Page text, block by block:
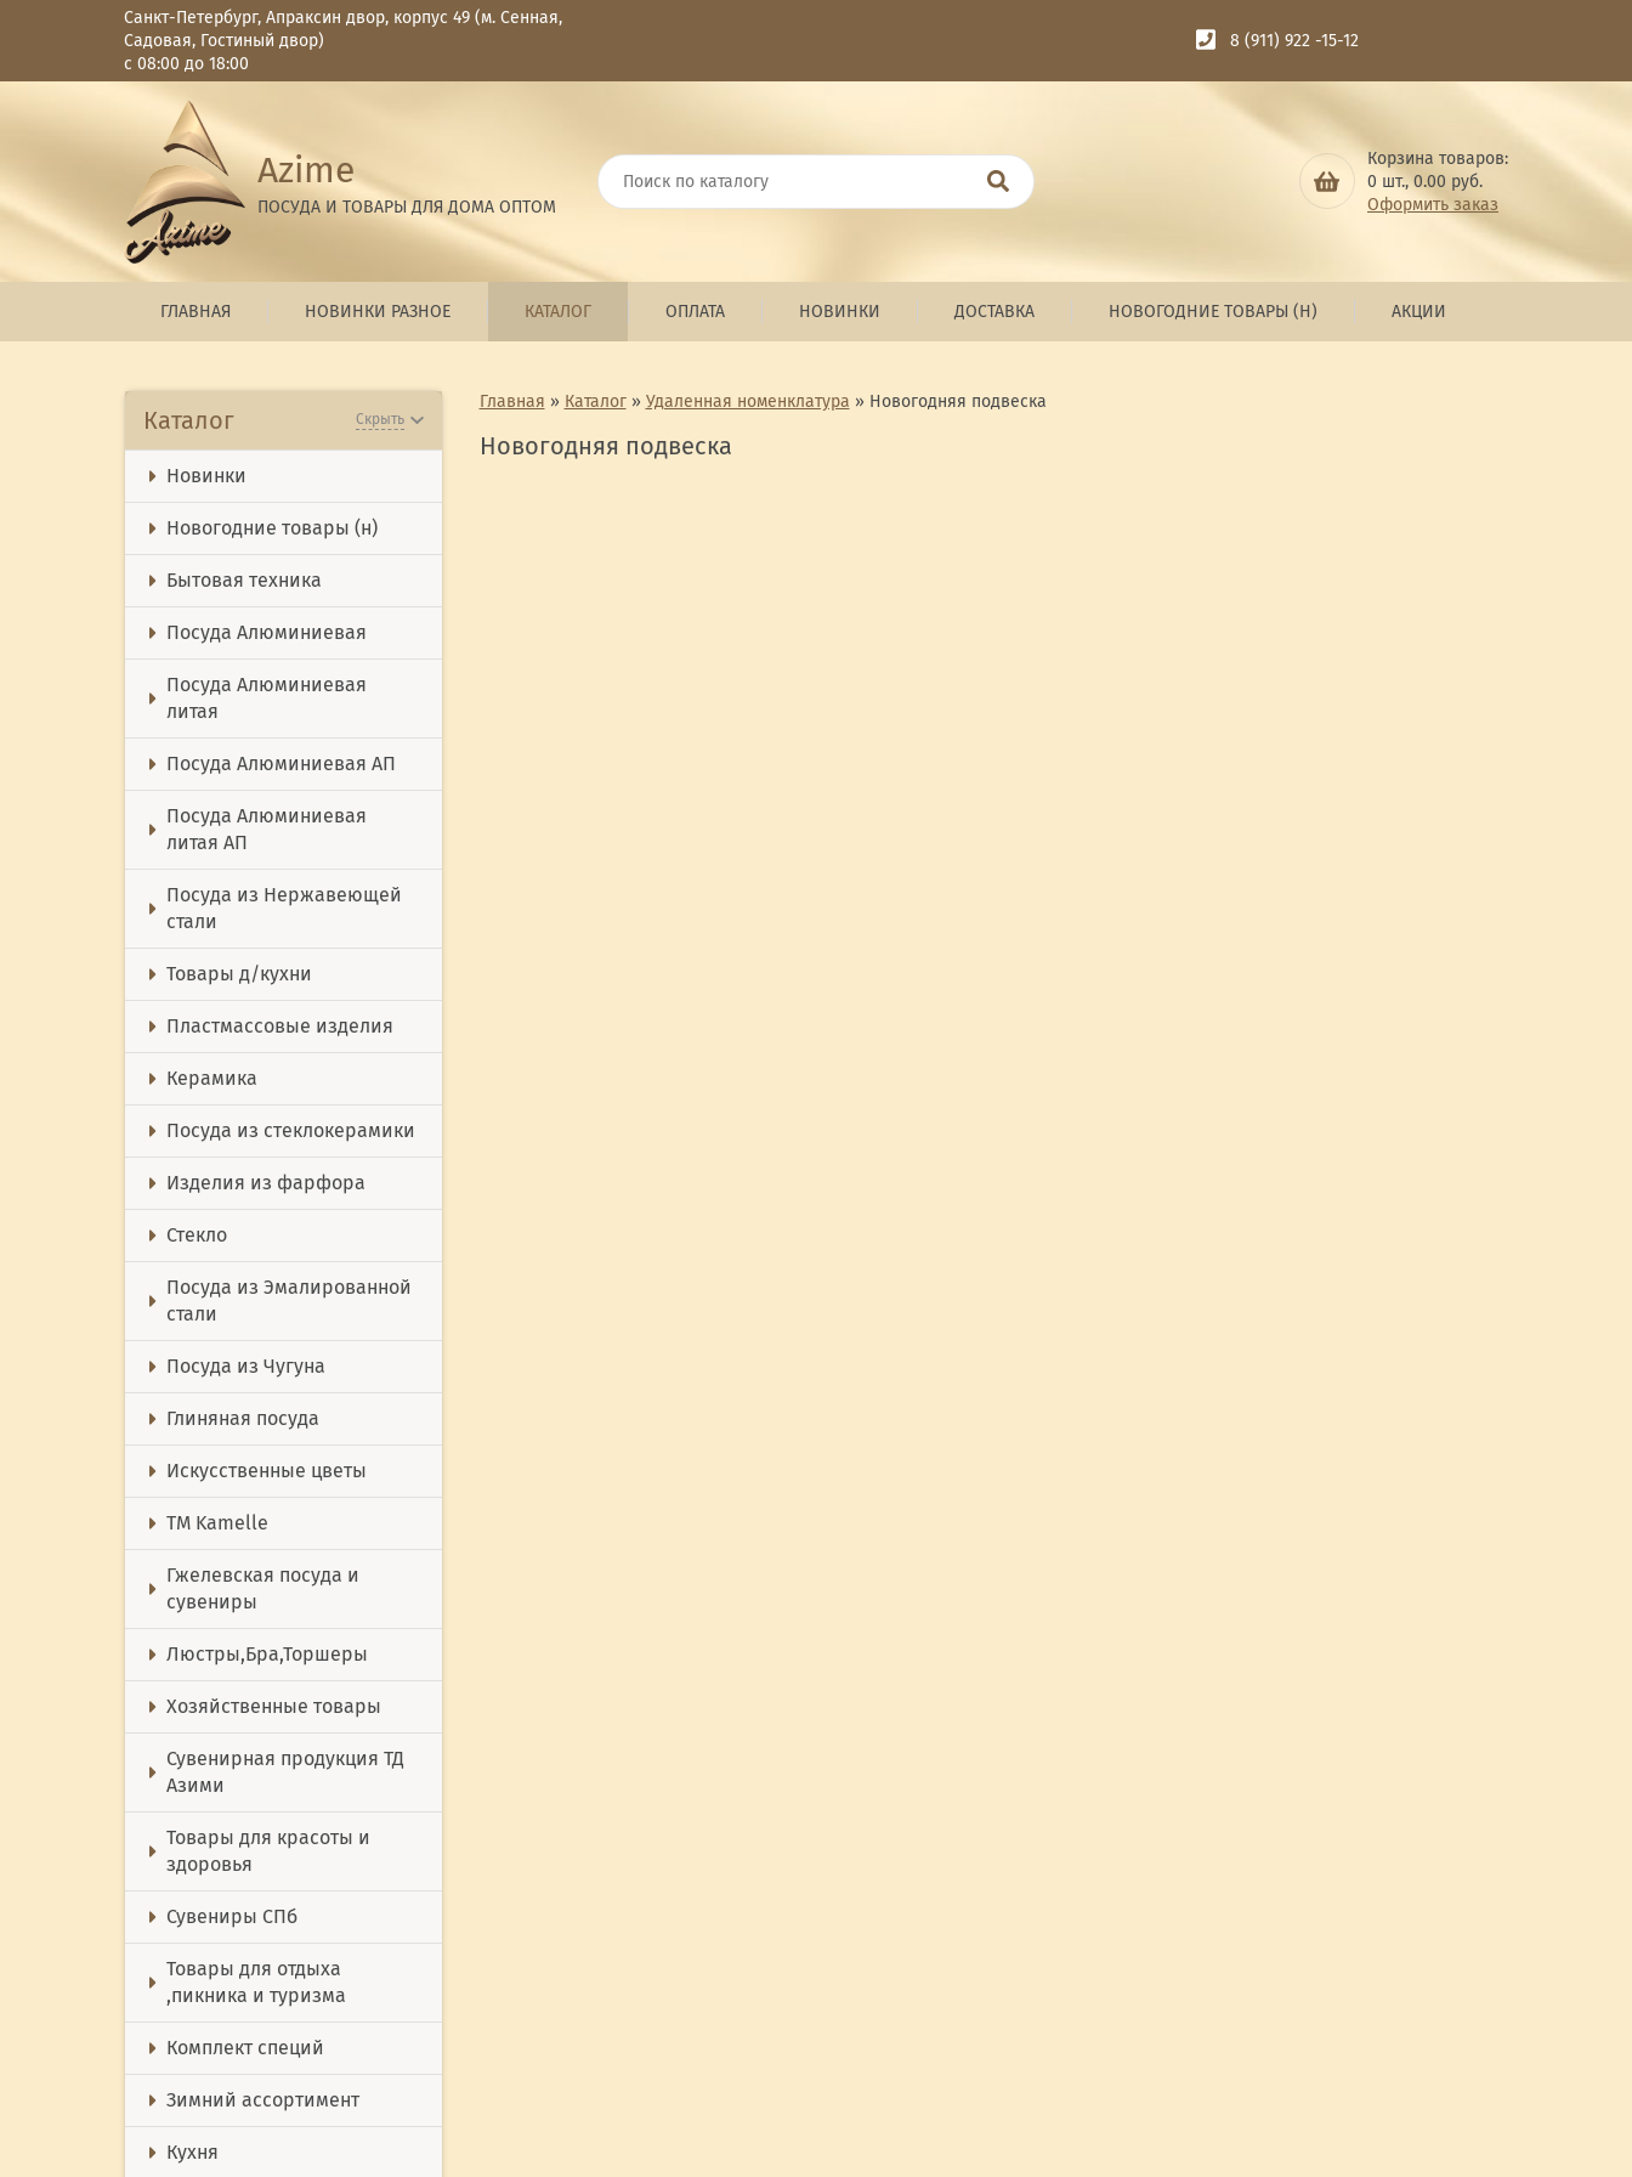
Санкт-Петербург, Апраксин двор, корпус 49 (м. Сенная,
Садовая, Гостиный двор)
с 08:00 до 18:00
8 (911) 922 -15-12
Azime
ПОСУДА И ТОВАРЫ ДЛЯ ДОМА ОПТОМ
Корзина товаров:
0 шт.,0.00 руб.
Оформить заказ
ГЛАВНАЯ НОВИНКИ РАЗНОЕ КАТАЛОГ ОПЛАТА НОВИНКИ ДОСТАВКА НОВОГОДНИЕ ТОВАРЫ (Н) АКЦИИ
Каталог Скрыть
Новинки
Новогодние товары (н)
Бытовая техника
Посуда Алюминиевая
Посуда Алюминиевая
литая
Посуда Алюминиевая АП
Посуда Алюминиевая
литая АП
Посуда из Нержавеющей
стали
Товары д/кухни
Пластмассовые изделия
Керамика
Посуда из стеклокерамики
Изделия из фарфора
Стекло
Посуда из Эмалированной
стали
Посуда из Чугуна
Глиняная посуда
Искусственные цветы
ТМ Kamelle
Гжелевская посуда и
сувениры
Люстры,Бра,Торшеры
Хозяйственные товары
Сувенирная продукция ТД
Азими
Товары для красоты и
здоровья
Сувениры СПб
Товары для отдыха
,пикника и туризма
Комплект специй
Зимний ассортимент
Кухня
Главная » Каталог» Удаленная номенклатура » Новогодняя подвеска
Новогодняя подвеска